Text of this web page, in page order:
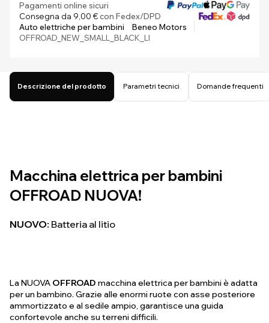
Pagamenti online sicuri
Consegna da 9,00 €con Fedex/DPD
Auto elettriche per bambini
Beneo Motors
OFFROAD_NEW_SMALL_BLACK_LI
Descrizione del prodotto Parametri tecnici Domande frequenti
Macchina elettrica per bambini
OFFROAD NUOVA!
NUOVO: Batteria al litio
La NUOVA OFFROAD macchina elettrica per bambini è adatta
per un bambino. Grazie alle enormi ruote con asse posteriore
ammortizzato e al sedile ampio, garantisce una guida
confortevole anche su terreni difficili.